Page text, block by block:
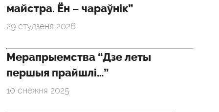
майстра. Ён – чараўнік”
29 студзеня 2026
Мерапрыемства “Дзе леты
першыя прайшлі…”
10 снежня 2025